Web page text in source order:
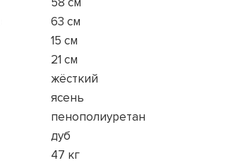
63 см
15 см
21 см
жёсткий
ясень
пенополиуретан
дуб
47 кг